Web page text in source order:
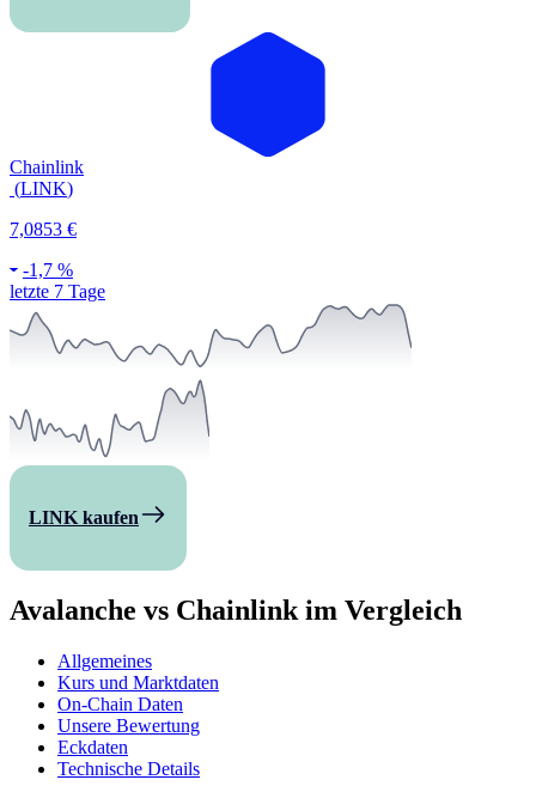
Chainlink
(LINK)
7,0853 €
-1,7 %
letzte 7 Tage
LINK kaufen
Avalanche vs Chainlink im Vergleich
Allgemeines
Kurs und Marktdaten
On-Chain Daten
Unsere Bewertung
Eckdaten
Technische Details